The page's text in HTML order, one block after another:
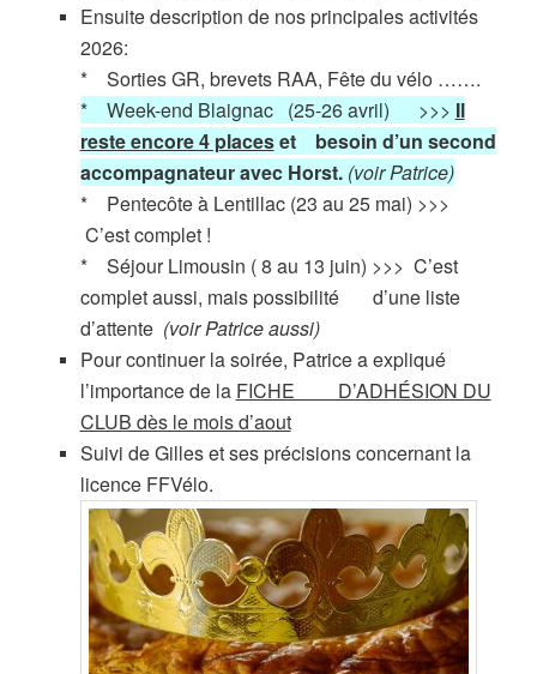
Ensuite description de nos principales activités
2026:
* Sorties GR, brevets RAA, Fête du vélo …….
* Week-end Blaignac (25-26 avril) >>> Il
reste encore 4 placeset besoin d’un second
accompagnateur avec Horst. (voir Patrice)
* Pentecôte à Lentillac (23 au 25 mai) >>>
C’est complet !
* Séjour Limousin ( 8 au 13 juin) >>> C’est
complet aussi, mais possibilité d’une liste
d’attente (voir Patrice aussi)
Pour continuer la soirée, Patrice a expliqué
l’importance de la FICHE D’ADHÉSION DU
CLUB dès le mois d’aout
Suivi de Gilles et ses précisions concernant la
licence FFVélo.